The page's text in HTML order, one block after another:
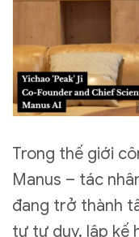
Trong thế giới
Manus – tác
đang trở thành
tự tư duy, lập kế